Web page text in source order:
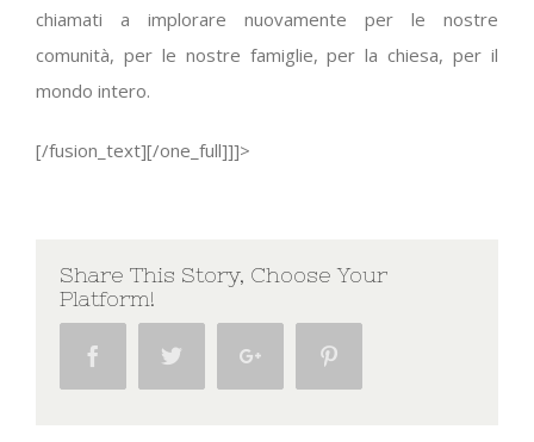
chiamati a implorare nuovamente per le nostre
comunità, per le nostre famiglie, per la chiesa, per il
mondo intero.
[/fusion_text][/one_full]]]>
Share This Story, Choose Your
Platform!
Facebook Twitter Google+